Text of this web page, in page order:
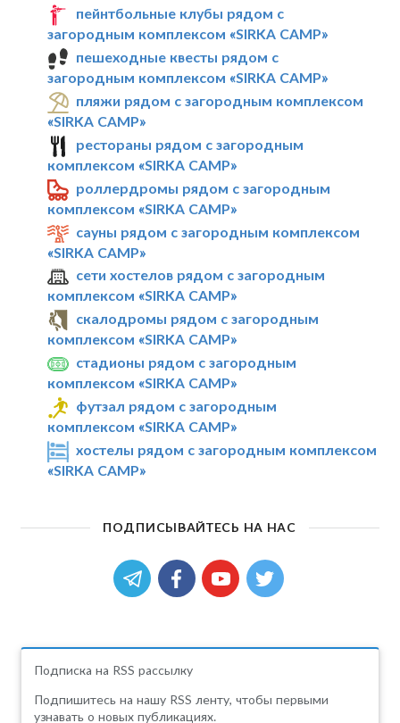
пейнтбольные клубы рядом с
загородным комплексом «SIRKA CAMP»
пешеходные квесты рядом с
загородным комплексом «SIRKA CAMP»
пляжи рядом с загородным комплексом
«SIRKA CAMP»
рестораны рядом с загородным
комплексом «SIRKA CAMP»
роллердромы рядом с загородным
комплексом «SIRKA CAMP»
сауны рядом с загородным комплексом
«SIRKA CAMP»
сети хостелов рядом с загородным
комплексом «SIRKA CAMP»
скалодромы рядом с загородным
комплексом «SIRKA CAMP»
стадионы рядом с загородным
комплексом «SIRKA CAMP»
футзал рядом с загородным
комплексом «SIRKA CAMP»
хостелы рядом с загородным комплексом
«SIRKA CAMP»
ПОДПИСЫВАЙТЕСЬ НА НАС
Подписка на RSS рассылку
Подпишитесь на нашу RSS ленту, чтобы первыми
узнавать о новых публикациях.